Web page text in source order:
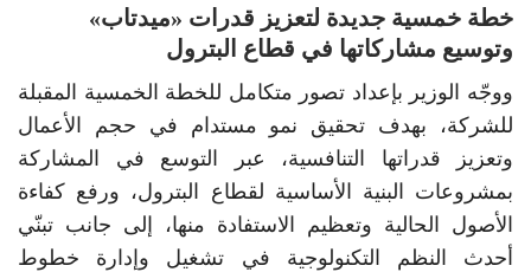
خطة خمسية جديدة لتعزيز قدرات «ميدتاب»
وتوسيع مشاركاتها في قطاع البترول
ووجّه الوزير بإعداد تصور متكامل للخطة الخمسية المقبلة
للشركة، بهدف تحقيق نمو مستدام في حجم الأعمال
وتعزيز قدراتها التنافسية، عبر التوسع في المشاركة
بمشروعات البنية الأساسية لقطاع البترول، ورفع كفاءة
الأصول الحالية وتعظيم الاستفادة منها، إلى جانب تبنّي
أحدث النظم التكنولوجية في تشغيل وإدارة خطوط